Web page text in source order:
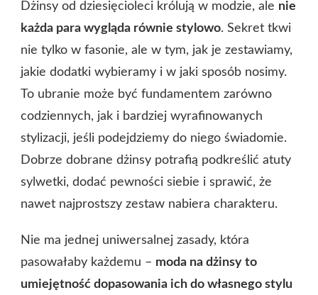
Dżinsy od dziesięcioleci królują w modzie, ale nie
każda para wygląda równie stylowo. Sekret tkwi
nie tylko w fasonie, ale w tym, jak je zestawiamy,
jakie dodatki wybieramy i w jaki sposób nosimy.
To ubranie może być fundamentem zarówno
codziennych, jak i bardziej wyrafinowanych
stylizacji, jeśli podejdziemy do niego świadomie.
Dobrze dobrane dżinsy potrafią podkreślić atuty
sylwetki, dodać pewności siebie i sprawić, że
nawet najprostszy zestaw nabiera charakteru.
Nie ma jednej uniwersalnej zasady, która
pasowałaby każdemu – moda na dżinsy to
umiejętność dopasowania ich do własnego stylu